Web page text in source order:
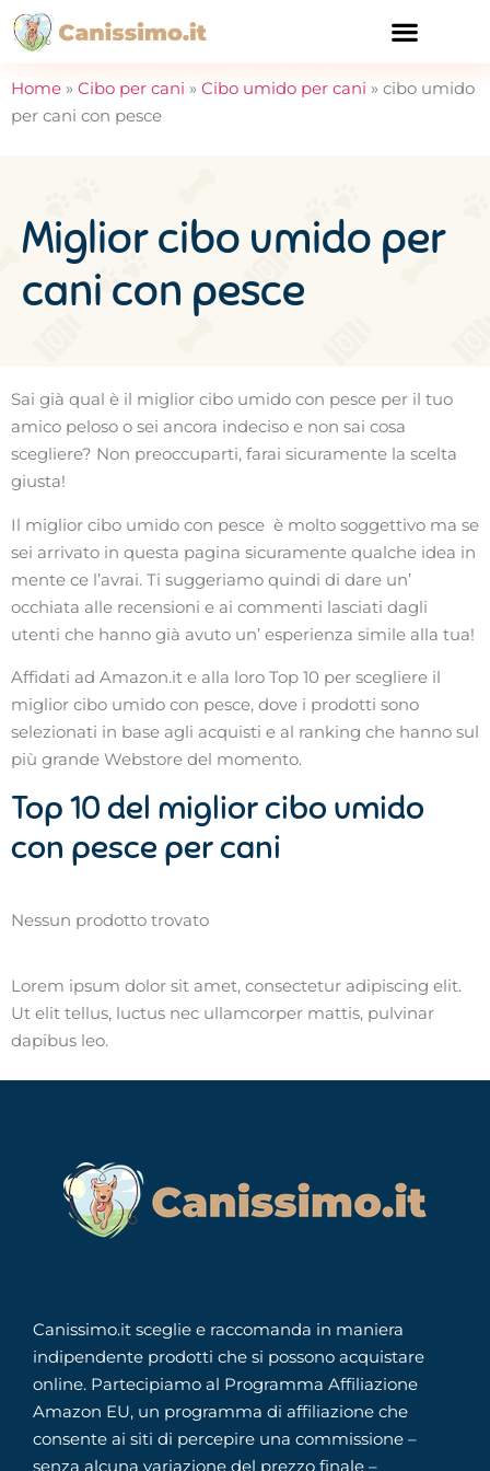
Home » Cibo per cani » Cibo umido per cani » cibo umido
per cani con pesce
Miglior cibo umido per
cani con pesce
Sai già qual è il miglior cibo umido con pesce per il tuo
amico peloso o sei ancora indeciso e non sai cosa
scegliere? Non preoccuparti, farai sicuramente la scelta
giusta!
Il miglior cibo umido con pesce è molto soggettivo ma se
sei arrivato in questa pagina sicuramente qualche idea in
mente ce l’avrai. Ti suggeriamo quindi di dare un’
occhiata alle recensioni e ai commenti lasciati dagli
utenti che hanno già avuto un’ esperienza simile alla tua!
Affidati ad Amazon.it e alla loro Top 10 per scegliere il
miglior cibo umido con pesce, dove i prodotti sono
selezionati in base agli acquisti e al ranking che hanno sul
più grande Webstore del momento.
Top 10 del miglior cibo umido
con pesce per cani
Nessun prodotto trovato
Lorem ipsum dolor sit amet, consectetur adipiscing elit.
Ut elit tellus, luctus nec ullamcorper mattis, pulvinar
dapibus leo.
Canissimo.it sceglie e raccomanda in maniera
indipendente prodotti che si possono acquistare
online. Partecipiamo al Programma Affiliazione
Amazon EU, un programma di affiliazione che
consente ai siti di percepire una commissione –
senza alcuna variazione del prezzo finale –